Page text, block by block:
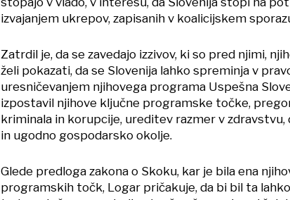
izvajanjem ukrepov, zapisanih v koalicijskem
Zatrdil je, da se zavedajo izzivov, ki so pred njimi,
želi pokazati, da se Slovenija lahko spreminja v
uresničevanjem njihovega programa Uspešna
izpostavil njihove ključne programske točke,
kriminala in korupcije, ureditev razmer v
in ugodno gospodarsko okolje.
Glede predloga zakona o Skoku, kar je bila ena
programskih točk, Logar pričakuje, da bi bil ta